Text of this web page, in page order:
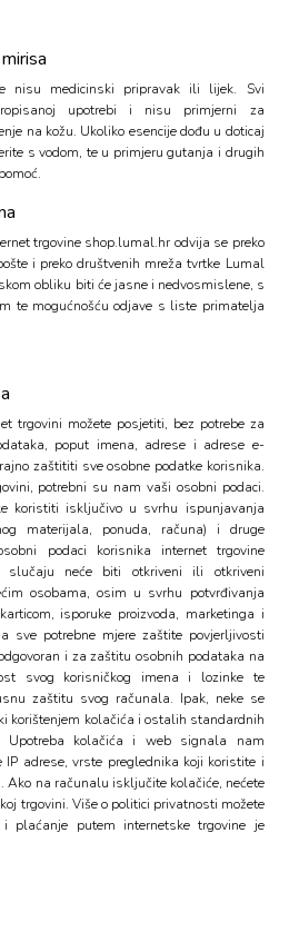
nisu medicinski pripravak ili lijek. Svi
upotrebi i nisu primjerni za
na kožu. Ukoliko esencije dođu u doticaj
s vodom, te u primjeru gutanja i drugih
trgovine shop.lumal.hr odvija se preko
i preko društvenih mreža tvrtke Lumal
obliku biti će jasne i nedvosmislene, s
te mogućnošću odjave s liste primatelja
trgovini možete posjetiti, bez potrebe za
poput imena, adrese i adrese e-
zaštititi sve osobne podatke korisnika.
potrebni su nam vaši osobni podaci.
koristiti isključivo u svrhu ispunjavanja
materijala, ponuda, računa) i druge
podaci korisnika internet trgovine
neće biti otkriveni ili otkriveni
osobama, osim u svrhu potvrđivanja
isporuke proizvoda, marketinga i
sve potrebne mjere zaštite povjerljivosti
i za zaštitu osobnih podataka na
svog korisničkog imena i lozinke te
zaštitu svog računala. Ipak, neke se
korištenjem kolačića i ostalih standardnih
kolačića i web signala nam
IP adrese, vrste preglednika koji koristite i
Ako na računalu isključite kolačiće, nećete
trgovini. Više o politici privatnosti možete
plaćanje putem internetske trgovine je